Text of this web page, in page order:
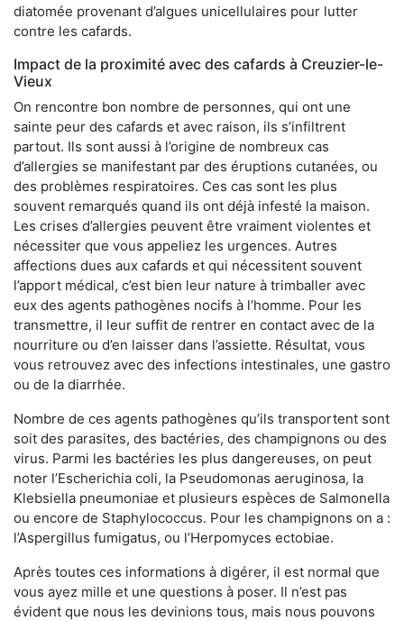
diatomée provenant d’algues unicellulaires pour lutter
contre les cafards.
Impact de la proximité avec des cafards à Creuzier-le-
Vieux
On rencontre bon nombre de personnes, qui ont une
sainte peur des cafards et avec raison, ils s’infiltrent
partout. Ils sont aussi à l’origine de nombreux cas
d’allergies se manifestant par des éruptions cutanées, ou
des problèmes respiratoires. Ces cas sont les plus
souvent remarqués quand ils ont déjà infesté la maison.
Les crises d’allergies peuvent être vraiment violentes et
nécessiter que vous appeliez les urgences. Autres
affections dues aux cafards et qui nécessitent souvent
l’apport médical, c’est bien leur nature à trimballer avec
eux des agents pathogènes nocifs à l’homme. Pour les
transmettre, il leur suffit de rentrer en contact avec de la
nourriture ou d’en laisser dans l’assiette. Résultat, vous
vous retrouvez avec des infections intestinales, une gastro
ou de la diarrhée.
Nombre de ces agents pathogènes qu’ils transportent sont
soit des parasites, des bactéries, des champignons ou des
virus. Parmi les bactéries les plus dangereuses, on peut
noter l’Escherichia coli, la Pseudomonas aeruginosa, la
Klebsiella pneumoniae et plusieurs espèces de Salmonella
ou encore de Staphylococcus. Pour les champignons on a :
l’Aspergillus fumigatus, ou l’Herpomyces ectobiae.
Après toutes ces informations à digérer, il est normal que
vous ayez mille et une questions à poser. Il n’est pas
évident que nous les devinions tous, mais nous pouvons